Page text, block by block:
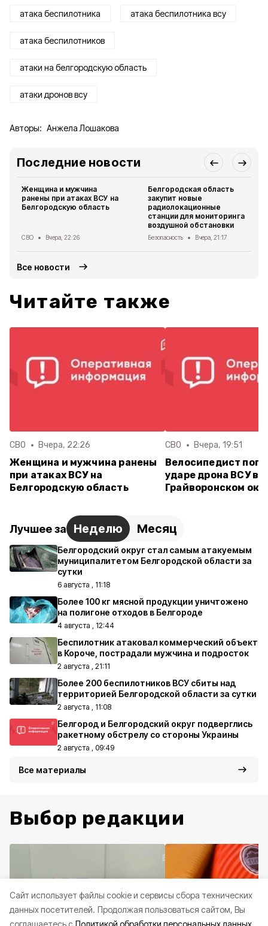
Cайт использует файлы cookie и сервисы сбора технических
данных посетителей. Продолжая пользоваться сайтом, Вы
соглашаетесь с Политикой обработки персональных данных.
атака беспилотника атака беспилотника всу
атака беспилотников
атаки на белгородскую область
атаки дронов всу
Авторы: Анжела Лошакова
Последние новости
Женщина и мужчина
ранены при атаках ВСУ на
Белгородскую область
СВО Вчера, 22:26
Белгородская область
закупит новые
радиолокационные
станции для мониторинга
воздушной обстановки
Безопасность Вчера, 21:17
Все новости
Читайте также
СВО Вчера, 22:26
Женщина и мужчина ранены
при атаках ВСУ на
Белгородскую область
СВО Вчера, 19:51
Велосипедист
ударе дрона ВСУ в
Грайворонском
Лучшее за Неделю Месяц
Белгородский округ стал самым атакуемым
муниципалитетом Белгородской области за
сутки
6 августа , 11:18
Более 100 кг мясной продукции уничтожено
на полигоне отходов в Белгороде
4 августа , 12:44
Беспилотник атаковал коммерческий объект
в Короче, пострадали мужчина и подросток
2 августа , 21:11
Более 200 беспилотников ВСУ сбиты над
территорией Белгородской области за сутки
2 августа , 11:08
Белгород и Белгородский округ подверглись
ракетному обстрелу со стороны Украины
2 августа , 09:49
Все материалы
Выбор редакции